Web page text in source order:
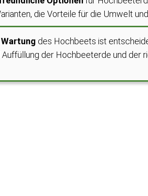
die Vorteile für die Umwelt
des Hochbeets ist
Auffüllung der Hochbeeterde und der